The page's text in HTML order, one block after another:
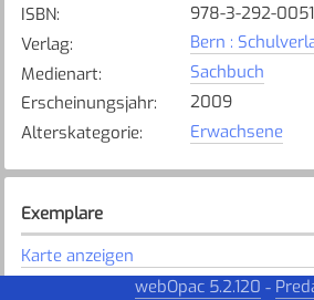
ISBN:
978-3-292-
Verlag:
Bern :
Medienart:
Sachbuch
Erscheinungsjahr:
2009
Alterskategorie: Erwachsene
Exemplare
Karte anzeigen
Steinhausen
webOpac 5.2.120 -